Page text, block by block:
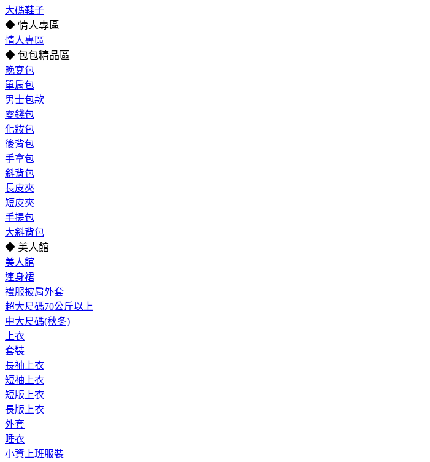
大碼鞋子
◆ 情人專區
情人專區
◆ 包包精品區
晚宴包
單肩包
男士包款
零錢包
化妝包
後背包
手拿包
斜背包
長皮夾
短皮夾
手提包
大斜背包
◆ 美人館
美人館
連身裙
禮服披肩外套
超大尺碼70公斤以上
中大尺碼(秋冬)
上衣
套裝
長袖上衣
短袖上衣
短版上衣
長版上衣
外套
睡衣
小資上班服裝